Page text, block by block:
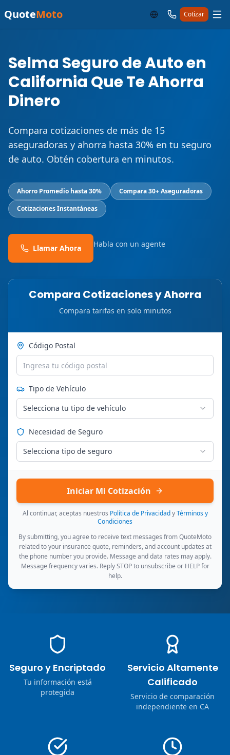
QuoteMoto Cotizar
Selma Seguro de Auto en
California Que Te Ahorra
Dinero
Compara cotizaciones de más de 15
aseguradoras y ahorra hasta 30% en tu seguro
de auto. Obtén cobertura en minutos.
Ahorro Promedio hasta 30%
Compara 30+ Aseguradoras
Cotizaciones Instantáneas
Llamar Ahora Habla con un agente
Compara Cotizaciones y Ahorra
Compara tarifas en solo minutos
Código Postal
Tipo de Vehículo
Selecciona tu tipo de vehículo
Necesidad de Seguro
Selecciona tipo de seguro
Iniciar Mi Cotización
Al continuar, aceptas nuestros Política de Privacidad y Términos y
Condiciones
By submitting, you agree to receive text messages from QuoteMoto
related to your insurance quote, reminders, and account updates at
the phone number you provide. Message and data rates may apply.
Message frequency varies. Reply STOP to unsubscribe or HELP for
help.
Seguro y Encriptado
Tu información está
protegida
Servicio Altamente
Calificado
Servicio de comparación
independiente en CA